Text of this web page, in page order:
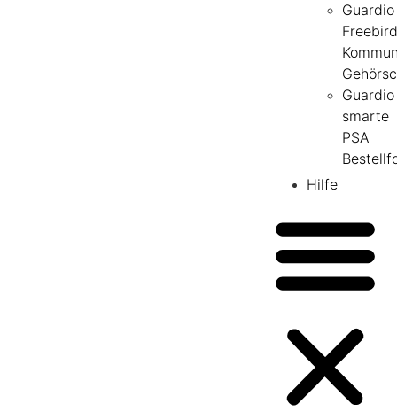
Guardio
Freebird
Guardio
smarte
PSA
Hilfe